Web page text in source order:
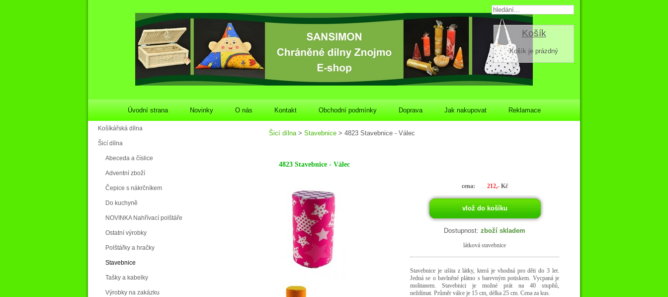
Košík
Košík je prázdný
Úvodní strana Novinky O nás Kontakt Obchodní podmínky Doprava Jak nakupovat Reklamace
Košíkářská dílna
Šicí dílna
Abeceda a číslice
Adventní zboží
Čepice s nákrčníkem
Do kuchyně
NOVINKA Nahřívací polštáře
Ostatní výrobky
Polštářky a hračky
Stavebnice
Tašky a kabelky
Výrobky na zakázku
Šicí dílna> Stavebnice > 4823 Stavebnice - Válec
4823 Stavebnice - Válec
cena: 212,- Kč
Dostupnost: zboží skladem
látková stavebnice
Stavebnice je ušita z látky, která je vhodná pro děti do 3 let.
Jedná se o bavlněné plátno s barevným potiskem. Vycpaná je
molitanem. Stavebnici je možné prát na 40 stupňů,
neždímat. Průměr válce je 15 cm, délka 25 cm. Cena za kus.